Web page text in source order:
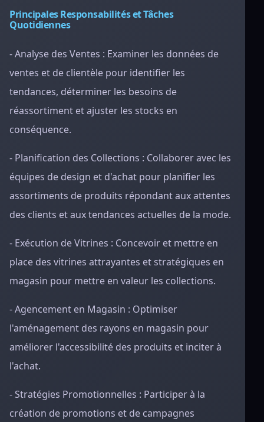
Principales Responsabilités et Tâches
Quotidiennes
- Analyse des Ventes : Examiner les données de
ventes et de clientèle pour identifier les
tendances, déterminer les besoins de
réassortiment et ajuster les stocks en
conséquence.
- Planification des Collections : Collaborer avec les
équipes de design et d'achat pour planifier les
assortiments de produits répondant aux attentes
des clients et aux tendances actuelles de la mode.
- Exécution de Vitrines : Concevoir et mettre en
place des vitrines attrayantes et stratégiques en
magasin pour mettre en valeur les collections.
- Agencement en Magasin : Optimiser
l'aménagement des rayons en magasin pour
améliorer l'accessibilité des produits et inciter à
l'achat.
- Stratégies Promotionnelles : Participer à la
création de promotions et de campagnes